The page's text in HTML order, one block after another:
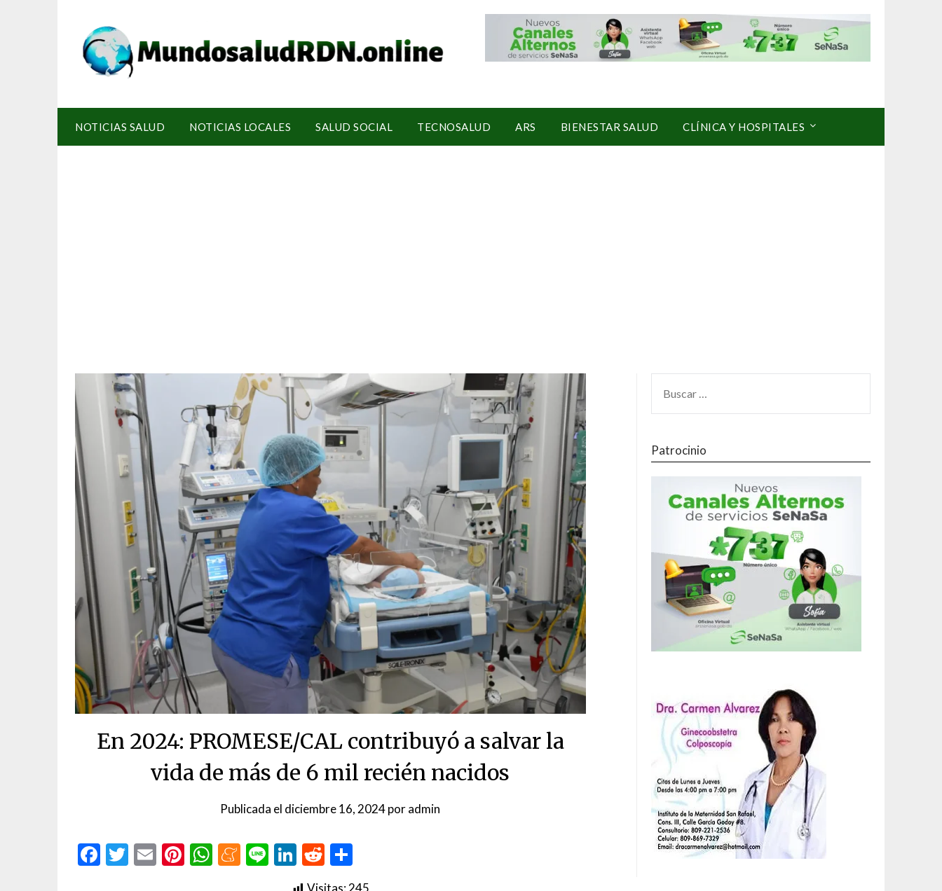
NOTICIAS SALUD NOTICIAS LOCALES SALUD SOCIAL TECNOSALUD ARS BIENESTAR SALUD CLÍNICA Y HOSPITALES
En 2024: PROMESE/CAL contribuyó a salvar la
vida de más de 6 mil recién nacidos
Publicada el diciembre 16, 2024poradmin
Facebook
Twitter
EmailPinterest
WhatsApp
Meneame
LineLinkedIn
Reddit
Patrocinio